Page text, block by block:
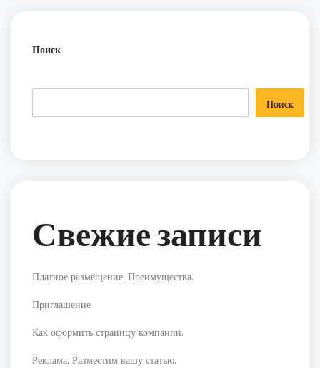
Поиск
Поиск
Свежие записи
Платное размещение. Преимущества.
Приглашение
Как оформить страницу компании.
Реклама. Разместим вашу статью.